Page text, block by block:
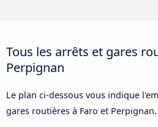
Tous les arrêts et gares
Perpignan
Le plan ci-dessous vous indique
gares routières à Faro et Perpignan.